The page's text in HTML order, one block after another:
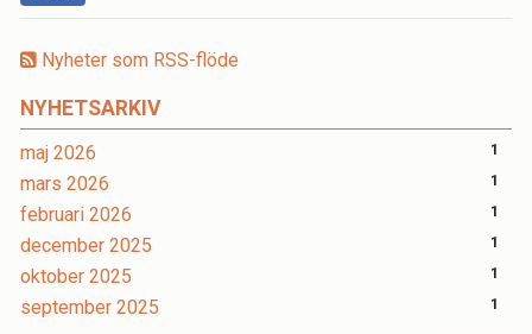
Nyheter som RSS-flöde
NYHETSARKIV
maj 2026 1
mars 2026 1
februari 2026 1
december 2025 1
oktober 2025 1
september 2025 1